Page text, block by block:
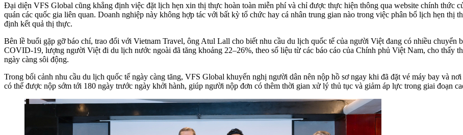
Đại diện VFS Global cũng khẳng định việc đặt lịch hẹn xin thị thực hoàn toàn miễn phí và chỉ được thực hiện thông qua website chính thức
quán các quốc gia liên quan. Doanh nghiệp này không hợp tác với bất kỳ tổ chức hay cá nhân trung gian nào trong việc phân bổ lịch hẹn thị
định kết quả thị thực.
Bên lề buổi gặp gỡ báo chí, trao đổi với Vietnam Travel, ông Atul Lall cho biết nhu cầu du lịch quốc tế của người Việt đang có nhiều chuyển
COVID-19, lượng người Việt đi du lịch nước ngoài đã tăng khoảng 22–26%, theo số liệu từ các báo cáo của Chính phủ Việt Nam, cho thấy
ngày càng sôi động.
Trong bối cảnh nhu cầu du lịch quốc tế ngày càng tăng, VFS Global khuyến nghị người dân nên nộp hồ sơ ngay khi đã đặt vé máy bay và
có thể được nộp sớm tới 180 ngày trước ngày khởi hành, giúp người nộp đơn có thêm thời gian xử lý thủ tục và giảm áp lực trong giai đoạn